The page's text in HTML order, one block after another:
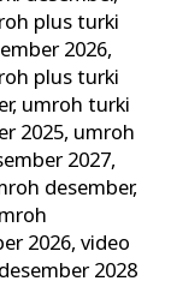
plus turki
2026,
plus turki
, umroh turki
2025, umroh
2027,
desember,
2026,video
2028